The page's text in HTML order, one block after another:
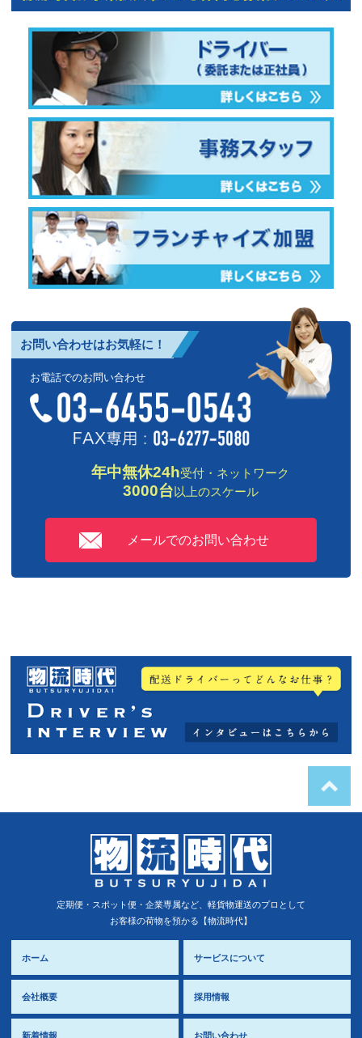
お問い合わせはお気軽に！
お電話でのお問い合わせ
年中無休24h受付・ネットワーク
3000台以上のスケール
メールでのお問い合わせ
定期便・スポット便・企業専属など、軽貨物運送のプロとして
お客様の荷物を預かる【物流時代】
ホーム サービスについて
会社概要 採用情報
新着情報 お問い合わせ